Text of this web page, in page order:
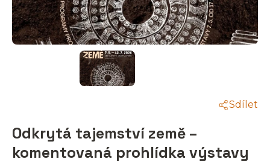
Sdílet
Odkrytá tajemství země –
komentovaná prohlídka výstavy